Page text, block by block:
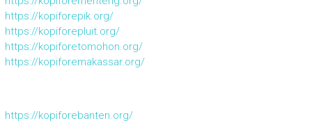
https://kopiforepik.org/
https://kopiforepluit.org/
https://kopiforetomohon.org/
https://kopiforemakassar.org/
https://kopiforebanten.org/